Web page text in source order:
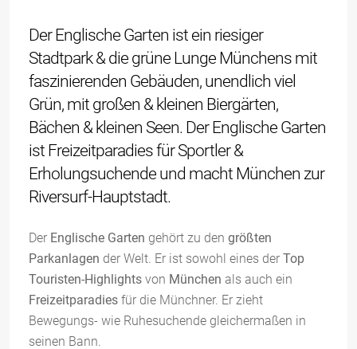
Der Englische Garten ist ein riesiger
Stadtpark & die grüne Lunge Münchens mit
faszinierenden Gebäuden, unendlich viel
Grün, mit großen & kleinen Biergärten,
Bächen & kleinen Seen. Der Englische Garten
ist Freizeitparadies für Sportler &
Erholungsuchende und macht München zur
Riversurf-Hauptstadt.
Der Englische Garten gehört zu den größten
Parkanlagen der Welt. Er ist sowohl eines der Top
Touristen-Highlights von München als auch ein
Freizeitparadies für die Münchner. Er zieht
Bewegungs- wie Ruhesuchende gleichermaßen in
seinen Bann.